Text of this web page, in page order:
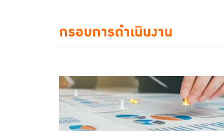
กรอบการดำเนินงาน